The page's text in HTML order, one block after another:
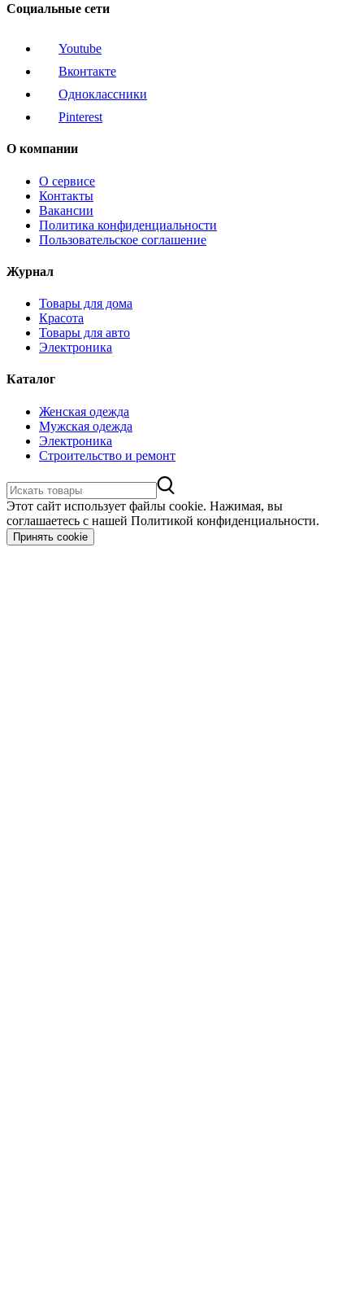
Социальные сети
Youtube
Вконтакте
Одноклассники
Pinterest
О компании
О сервисе
Контакты
Вакансии
Политика конфиденциальности
Пользовательское соглашение
Журнал
Товары для дома
Красота
Товары для авто
Электроника
Каталог
Женская одежда
Мужская одежда
Электроника
Строительство и ремонт
Этот сайт использует файлы cookie. Нажимая, вы
соглашаетесь с нашей Политикой конфиденциальности.
Принять cookie